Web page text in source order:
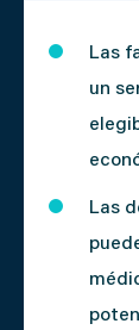
Las
un
Las